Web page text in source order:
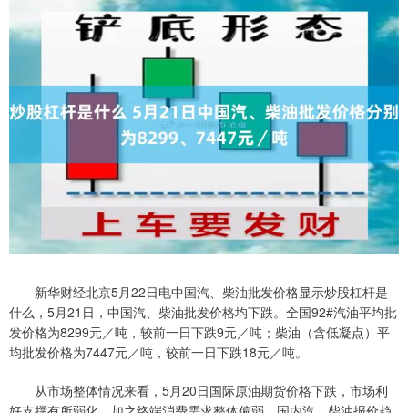
新华财经北京5月22日电中国汽、柴油批发价格显示炒股杠杆是
什么，5月21日，中国汽、柴油批发价格均下跌。全国92#汽油平均批
发价格为8299元／吨，较前一日下跌9元／吨；柴油（含低凝点）平
均批发价格为7447元／吨，较前一日下跌18元／吨。
从市场整体情况来看，5月20日国际原油期货价格下跌，市场利